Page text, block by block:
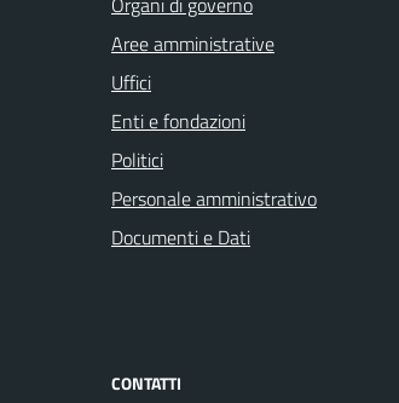
Aree amministrative
Uffici
Enti e fondazioni
Politici
Personale amministrativo
Documenti e Dati
CONTATTI